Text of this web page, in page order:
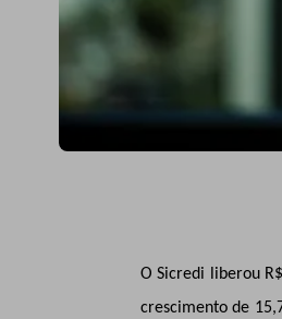
O Sicredi liberou
crescimento de